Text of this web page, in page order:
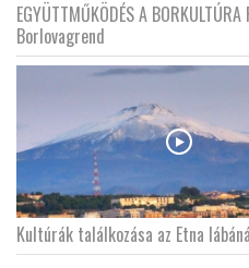
EGYÜTTMŰKÖDÉS A
Borlovagrend
Kultúrák találkozása az Etna